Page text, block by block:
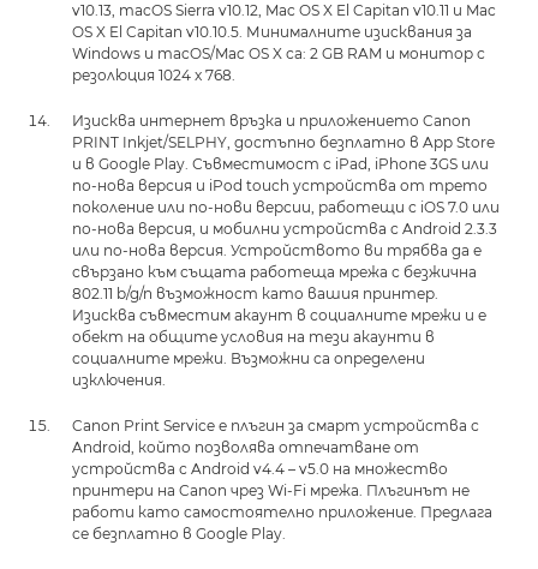
v10.13, macOS Sierra v10.12, Mac OS X El Capitan v10.11 и Mac
OS X El Capitan v10.10.5. Минималните изисквания за
Windows и macOS/Mac OS X са: 2 GB RAM и монитор с
резолюция 1024 x 768.
Изисква интернет връзка и приложението Canon
PRINT Inkjet/SELPHY, достъпно безплатно в App Store
и в Google Play. Съвместимост с iPad, iPhone 3GS или
по-нова версия и iPod touch устройства от трето
поколение или по-нови версии, работещи с iOS 7.0 или
по-нова версия, и мобилни устройства с Android 2.3.3
или по-нова версия. Устройството ви трябва да е
свързано към същата работеща мрежа с безжична
802.11 b/g/n възможност като вашия принтер.
Изисква съвместим акаунт в социалните мрежи и е
обект на общите условия на тези акаунти в
социалните мрежи. Възможни са определени
изключения.
Canon Print Service е плъгин за смарт устройства с
Android, който позволява отпечатване от
устройства с Android v4.4 – v5.0 на множество
принтери на Canon чрез Wi-Fi мрежа. Плъгинът не
работи като самостоятелно приложение. Предлага
се безплатно в Google Play.